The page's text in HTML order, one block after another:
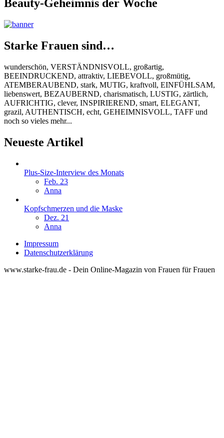
Beauty-Geheimnis der Woche
Starke Frauen sind…
wunderschön, VERSTÄNDNISVOLL, großartig,
BEEINDRUCKEND, attraktiv, LIEBEVOLL, großmütig,
ATEMBERAUBEND, stark, MUTIG, kraftvoll, EINFÜHLSAM,
liebenswert, BEZAUBERND, charismatisch, LUSTIG, zärtlich,
AUFRICHTIG, clever, INSPIRIEREND, smart, ELEGANT,
grazil, AUTHENTISCH, echt, GEHEIMNISVOLL, TAFF und
noch so vieles mehr...
Neueste Artikel
Plus-Size-Interview des Monats
Feb. 23
Anna
Kopfschmerzen und die Maske
Dez. 21
Anna
Impressum
Datenschutzerklärung
www.starke-frau.de - Dein Online-Magazin von Frauen für Frauen